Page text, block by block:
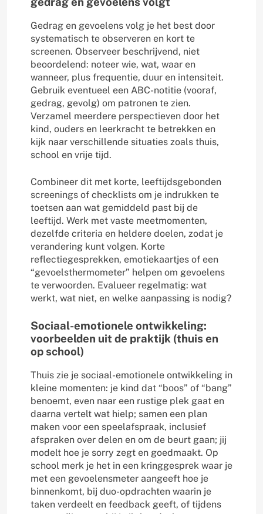
Gedrag en gevoelens volg je het best door
systematisch te observeren en kort te
screenen. Observeer beschrijvend, niet
beoordelend: noteer wie, wat, waar en
wanneer, plus frequentie, duur en intensiteit.
Gebruik eventueel een ABC-notitie (vooraf,
gedrag, gevolg) om patronen te zien.
Verzamel meerdere perspectieven door het
kind, ouders en leerkracht te betrekken en
kijk naar verschillende situaties zoals thuis,
school en vrije tijd.
Combineer dit met korte, leeftijdsgebonden
screenings of checklists om je indrukken te
toetsen aan wat gemiddeld past bij de
leeftijd. Werk met vaste meetmomenten,
dezelfde criteria en heldere doelen, zodat je
verandering kunt volgen. Korte
reflectiegesprekken, emotiekaartjes of een
“gevoelsthermometer” helpen om gevoelens
te verwoorden. Evalueer regelmatig: wat
werkt, wat niet, en welke aanpassing is nodig?
Sociaal-emotionele ontwikkeling:
voorbeelden uit de praktijk (thuis en
op school)
Thuis zie je sociaal-emotionele ontwikkeling in
kleine momenten: je kind dat “boos” of “bang”
benoemt, even naar een rustige plek gaat en
daarna vertelt wat hielp; samen een plan
maken voor een speelafspraak, inclusief
afspraken over delen en om de beurt gaan; jij
modelt hoe je sorry zegt en goedmaakt. Op
school merk je het in een kringgesprek waar je
met een gevoelensmeter aangeeft hoe je
binnenkomt, bij duo-opdrachten waarin je
taken verdeelt en feedback geeft, of tijdens